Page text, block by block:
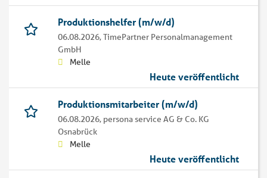
Produktionshelfer (m/w/d)
06.08.2026,TimePartner Personalmanagement
GmbH
Melle
Heute veröffentlicht
Produktionsmitarbeiter (m/w/d)
06.08.2026, persona service AG & Co. KG
Osnabrück
Melle
Heute veröffentlicht